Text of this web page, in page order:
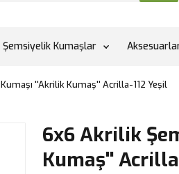
Şemsiyelik Kumaşlar
''Akrilik Kumaş'' Acrilla-112 Yeşil
6x6 Akrilik
Kumaş''